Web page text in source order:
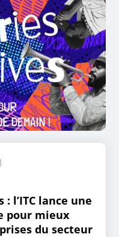
l’ITC lance une
pour mieux
du secteur